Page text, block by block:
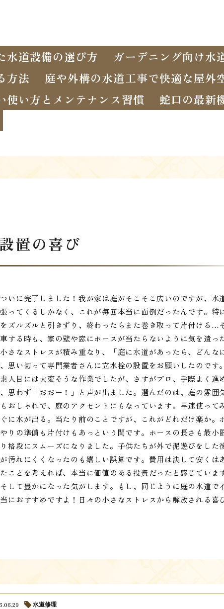
水道設備の選び方
ガーデニング向け水
方法
庭や外構の水道工事で快適な屋外
使い方とメンテナンス習慣
蛇口の最新
置の喜び
いに完了しました！我が家は庭がそこそこ広いのですが、水
ってくるしかなく、これが毎回本当に面倒だったんです。特
ズルズルと引きずり、終わったらまた巻き取って片付ける…
する時も、家の壁や窓にホースが当たらないように気を遣っ
さなストレスが積み重なり、「庭に水道があったら、どんな
思い切って専門業者さんに立水栓の設置をお願いしたのです
人目には大変そうな作業でしたが、さすがプロ、手際よく進
思わず「おおー！」と声が出ました。選んだのは、庭の雰囲
おしゃれで、庭のアクセントにもなっています。早速使って
に水が出る。当たり前のことですが、これがどれだけ楽か。
りの準備も片付けもあっという間です。ホースの長さも最小
格段にスムーズになりました。子供たちが外で泥遊びをした後
汚れにくくなったのも嬉しい誤算です。費用は決して安くは
ことを考えれば、本当に価値のある投資だったと感じていま
して豊かになった気がします。もし、同じように庭の水道で
におすすめですよ！日々の小さなストレスから解放される喜び
水道修理